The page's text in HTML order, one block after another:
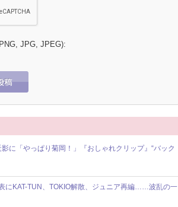
JPG, JPEG):
に「やっぱり菊岡！」『おしゃれクリップ』“バック
にKAT-TUN、TOKIO解散、ジュニア再編……波乱の一